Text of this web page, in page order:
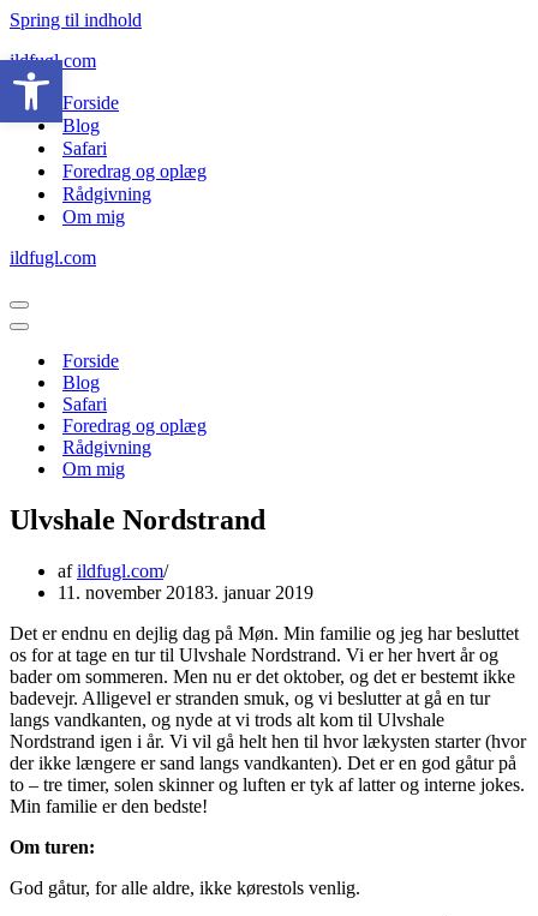
Spring til indhold
ildfugl.com
Forside
Blog
Safari
Foredrag og oplæg
Rådgivning
Om mig
ildfugl.com
Navigation
menu
Navigation
Forside
Blog
Safari
Foredrag og oplæg
Rådgivning
Om mig
Ulvshale Nordstrand
afildfugl.com
11. november 20183. januar 2019
Det er endnu en dejlig dag på Møn. Min familie og jeg har besluttet
os for at tage en tur til Ulvshale Nordstrand. Vi er her hvert år og
bader om sommeren. Men nu er det oktober, og det er bestemt ikke
badevejr. Alligevel er stranden smuk, og vi beslutter at gå en tur
langs vandkanten, og nyde at vi trods alt kom til Ulvshale
Nordstrand igen i år. Vi vil gå helt hen til hvor lækysten starter (hvor
der ikke længere er sand langs vandkanten). Det er en god gåtur på
to – tre timer, solen skinner og luften er tyk af latter og interne jokes.
Min familie er den bedste!
Om turen:
God gåtur, for alle aldre, ikke kørestols venlig.
Open toolbar